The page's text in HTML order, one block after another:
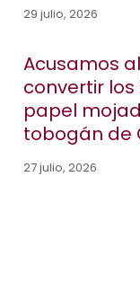
29 julio, 2026
Acusamos
convertir
papel
tobogán de
27 julio, 2026